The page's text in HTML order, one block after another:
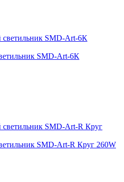
SMD-Art-6К
SMD-Art-R Круг 260W